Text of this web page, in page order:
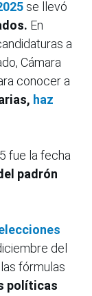
se llevó
En
a
Cámara
conocer a
haz
fue la fecha
padrón
del
fórmulas
políticas